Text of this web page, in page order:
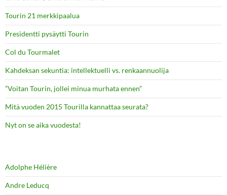
Tourin 21 merkkipaalua
Presidentti pysäytti Tourin
Col du Tourmalet
Kahdeksan sekuntia: intellektuelli vs. renkaannuolija
”Voitan Tourin, jollei minua murhata ennen”
Mitä vuoden 2015 Tourilla kannattaa seurata?
Nyt on se aika vuodesta!
Adolphe Hélière
Andre Leducq